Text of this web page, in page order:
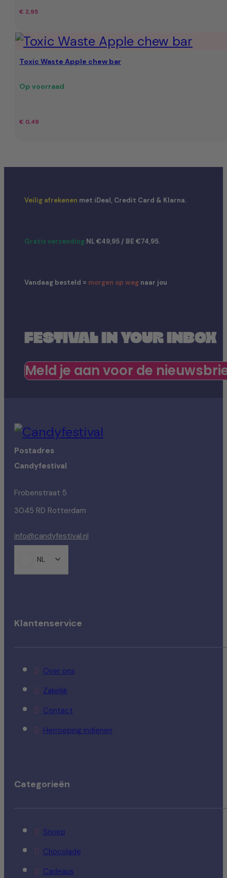
€ 2,95
Toxic Waste Apple chew bar
Op voorraad
€ 0,49
Veilig afrekenen met iDeal, Credit Card & Klarna.
Gratis verzending NL €49,95 / BE €74,95.
Vandaag besteld = morgen op weg naar jou
FESTIVAL IN YOUR INBOX
Meld je aan voor de
Postadres
Candyfestival
Frobenstraat 5
3045 RD Rotterdam
info@candyfestival.nl
NL
Klantenservice
Over ons
Zakelijk
Contact
Herroeping indienen
Categorieën
Snoep
Chocolade
Cadeaus